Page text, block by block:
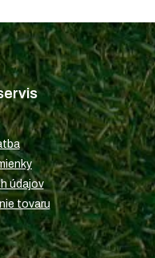
údajov
tovaru